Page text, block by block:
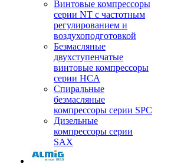
Винтовые компрессоры
серии NT с частотным
регулированием и
воздухоподготовкой
Безмасляные
двухступенчатые
винтовые компрессоры
серии HCA
Спиральные
безмасляные
компрессоры серии SPC
Дизельные
компрессоры серии
SAX